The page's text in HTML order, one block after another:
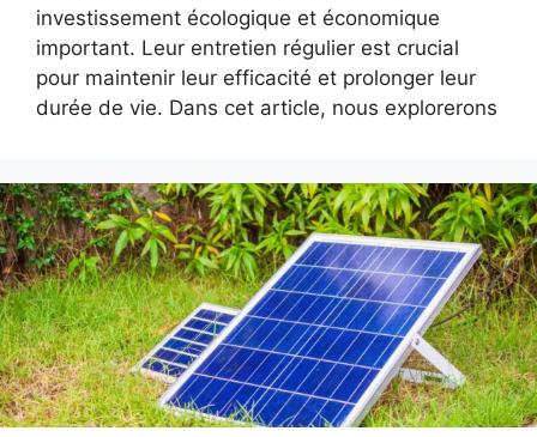
investissement écologique et économique
important. Leur entretien régulier est crucial
pour maintenir leur efficacité et prolonger leur
durée de vie. Dans cet article, nous explorerons